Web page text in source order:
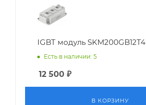
IGBT модуль SKM200GB12T4
Есть в наличии: 5
12 500 ₽
В КОРЗИНУ